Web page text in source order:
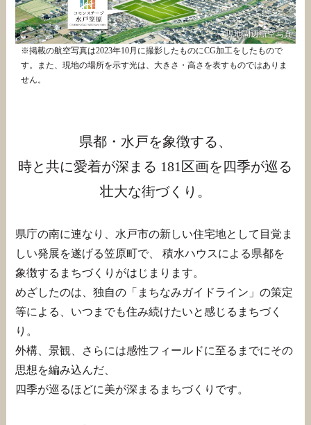
現地周辺航空写真
※掲載の航空写真は2023年10月に撮影したものにCG加工をしたもので
す。また、現地の場所を示す光は、大きさ・高さを表すものではありま
せん。
県都・水戸を象徴する、
時と共に愛着が深まる 181区画を四季が巡る
壮大な街づくり。
県庁の南に連なり、水戸市の新しい住宅地として目覚ま
しい発展を遂げる笠原町で、
積水ハウスによる県都を
象徴するまちづくりがはじまります。
めざしたのは、独自の「まちなみガイドライン」の策定
等による、いつまでも住み続けたいと感じるまちづく
り。
外構、景観、さらには感性フィールドに至るまでにその
思想を編み込んだ、
四季が巡るほどに美が深まるまちづくりです。